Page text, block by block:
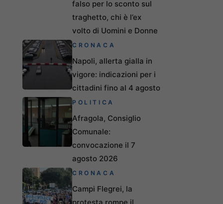
falso per lo sconto sul
traghetto, chi è l’ex
volto di Uomini e Donne
CRONACA
Napoli, allerta gialla in
vigore: indicazioni per i
cittadini fino al 4 agosto
POLITICA
Afragola, Consiglio
Comunale:
convocazione il 7
agosto 2026
CRONACA
Campi Flegrei, la
protesta rompe il